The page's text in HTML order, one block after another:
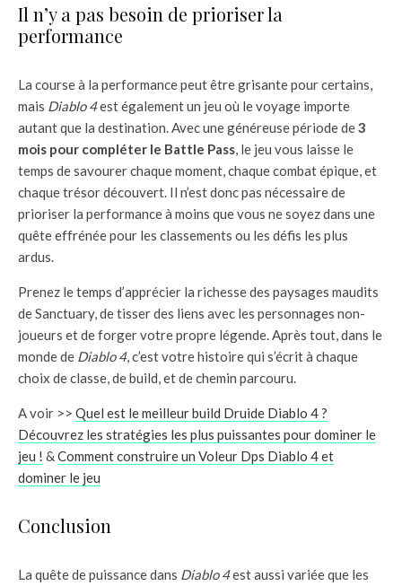
Il n’y a pas besoin de prioriser la
performance
La course à la performance peut être grisante pour certains,
mais Diablo 4est également un jeu où le voyage importe
autant que la destination. Avec une généreuse période de3
mois pour compléter le Battle Pass, le jeu vous laisse le
temps de savourer chaque moment, chaque combat épique, et
chaque trésor découvert. Il n’est donc pas nécessaire de
prioriser la performance à moins que vous ne soyez dans une
quête effrénée pour les classements ou les défis les plus
ardus.
Prenez le temps d’apprécier la richesse des paysages maudits
de Sanctuary, de tisser des liens avec les personnages non-
joueurs et de forger votre propre légende. Après tout, dans le
monde de Diablo 4, c’est votre histoire qui s’écrit à chaque
choix de classe, de build, et de chemin parcouru.
A voir >> Quel est le meilleur build Druide Diablo 4 ?
Découvrez les stratégies les plus puissantes pour dominer le
jeu ! &Comment construire un Voleur Dps Diablo 4 et
dominer le jeu
Conclusion
La quête de puissance dans Diablo 4est aussi variée que les